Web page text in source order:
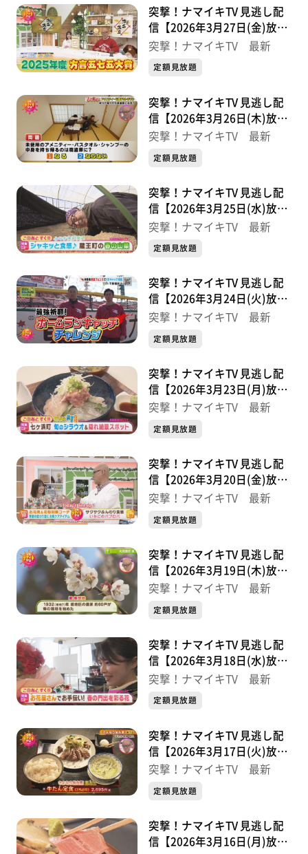
突撃！ナマイキTV 見逃し配
信【2026年3月27日(金)放送
分】
突撃！ナマイキTV 最新
定額見放題
突撃！ナマイキTV 見逃し配
信【2026年3月26日(木)放送
分】
突撃！ナマイキTV 最新
定額見放題
突撃！ナマイキTV 見逃し配
信【2026年3月25日(水)放送
分】
突撃！ナマイキTV 最新
定額見放題
突撃！ナマイキTV 見逃し配
信【2026年3月24日(火)放送
分】
突撃！ナマイキTV 最新
定額見放題
突撃！ナマイキTV 見逃し配
信【2026年3月23日(月)放送
分】
突撃！ナマイキTV 最新
定額見放題
突撃！ナマイキTV 見逃し配
信【2026年3月20日(金)放送
分】
突撃！ナマイキTV 最新
定額見放題
突撃！ナマイキTV 見逃し配
信【2026年3月19日(木)放送
分】
突撃！ナマイキTV 最新
定額見放題
突撃！ナマイキTV 見逃し配
信【2026年3月18日(水)放送
分】
突撃！ナマイキTV 最新
定額見放題
突撃！ナマイキTV 見逃し配
信【2026年3月17日(火)放送
分】
突撃！ナマイキTV 最新
定額見放題
突撃！ナマイキTV 見逃し配
信【2026年3月16日(月)放送